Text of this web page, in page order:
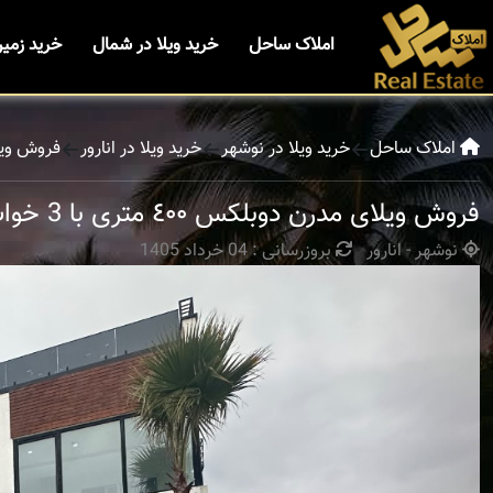
املاک ساحل خرید ویلا در شمال خرید
املاک ساحل خرید ویلا در نوشهر خرید ویلا در انارور فروش ویلای مدرن
فروش ویلای مدرن دوبلکس ٤٠٠ متری با 3 خواب | فرصت استثنایی خرید ویلا
نوشهر - انارور بروزرسانی : 04 خرداد 1405